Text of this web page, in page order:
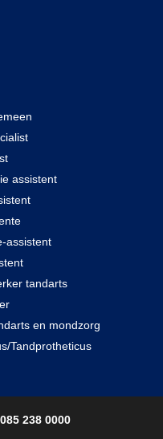
assistent
assistent
tandarts
en mondzorg
Tandprotheticus
085 238 0000